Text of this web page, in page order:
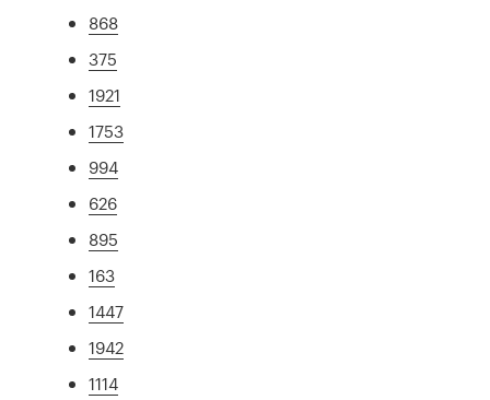
868
375
1921
1753
994
626
895
163
1447
1942
1114